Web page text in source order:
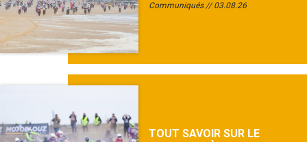
Communiqués 03.08.26
TOUT SAVOIR SUR LE